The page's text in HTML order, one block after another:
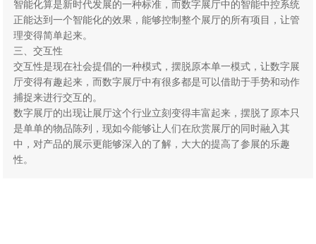
智能化算是新时代发展的一种标准，而数字展厅中的智能中控系统
正能达到一个智能化的效果，能够控制整个展厅的所有项目，让管
理变得简单起来。
三、交互性
交互性是现在社会提倡的一种模式，摆脱原本单一模式，让数字展
厅变得有趣起来，而数字展厅中有很多都是可以借助于手势和动作
捕捉来进行交互的。
数字展厅的出现让展厅这个行业立刻变得丰富起来，摆脱了原本只
是单单的物品陈列，现如今能够让人们在欣赏展厅的同时融入其
中，对产品的展示更能够深入的了解，大大的提高了参展的乐趣
性。